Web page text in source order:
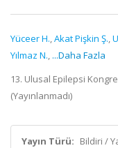
Yüceer H.,Akat Pişkin Ş.,
Yılmaz N., ...Daha Fazla
13. Ulusal Epilepsi
(Yayınlanmadı)
Yayın Türü: Bildiri /